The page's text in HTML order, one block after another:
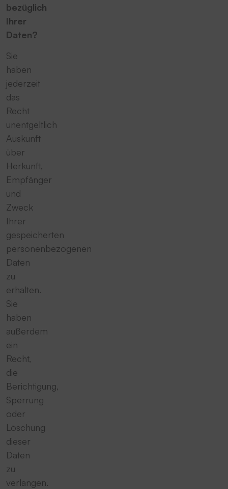
bezüglich
Ihrer
Daten?
Sie
haben
jederzeit
das
Recht
unentgeltlich
Auskunft
über
Herkunft,
Empfänger
und
Zweck
Ihrer
gespeicherten
personenbezogenen
Daten
zu
erhalten.
Sie
haben
außerdem
ein
Recht,
die
Berichtigung,
Sperrung
oder
Löschung
dieser
Daten
zu
verlangen.